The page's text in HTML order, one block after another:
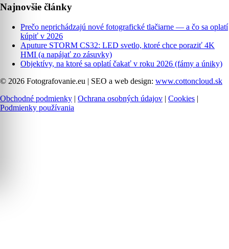
Najnovšie články
Prečo neprichádzajú nové fotografické tlačiarne — a čo sa oplatí
kúpiť v 2026
Aputure STORM CS32: LED svetlo, ktoré chce poraziť 4K
HMI (a napájať zo zásuvky)
Objektívy, na ktoré sa oplatí čakať v roku 2026 (fámy a úniky)
© 2026 Fotografovanie.eu | SEO a web design: www.cottoncloud.sk
Obchodné podmienky | Ochrana osobných údajov | Cookies |
Podmienky používania